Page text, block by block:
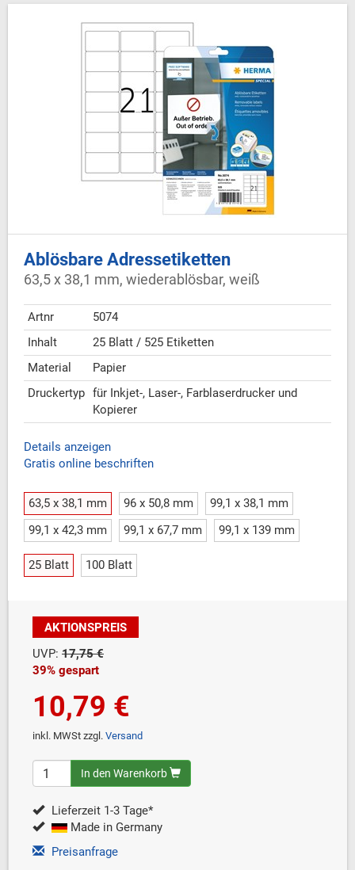
Ablösbare Adressetiketten
63,5 x 38,1 mm, wiederablösbar, weiß
Artnr
5074
Inhalt
25 Blatt / 525 Etiketten
Material
Papier
Druckertyp für Inkjet-, Laser-, Farblaserdrucker und
Kopierer
Details anzeigen
Gratis online beschriften
63,5 x 38,1 mm 96 x 50,8 mm
99,1 x 38,1 mm
99,1 x 42,3 mm
99,1 x 67,7 mm 99,1 x 139 mm
25 Blatt 100 Blatt
AKTIONSPREIS
UVP: 17,75 €
39% gespart
10,79 €
inkl. MWSt zzgl. Versand
In den Warenkorb
Lieferzeit 1-3 Tage*
Made in Germany
Preisanfrage